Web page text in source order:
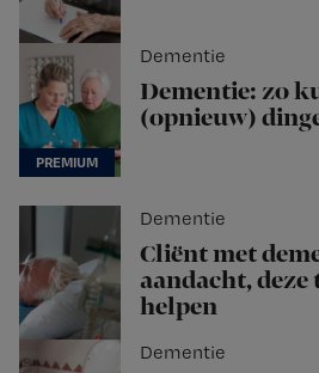
Dementie
Dementie: zo
(opnieuw)
Dementie
Cliënt met
aandacht,
helpen
Dementie